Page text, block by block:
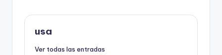
usa
Ver todas las entradas